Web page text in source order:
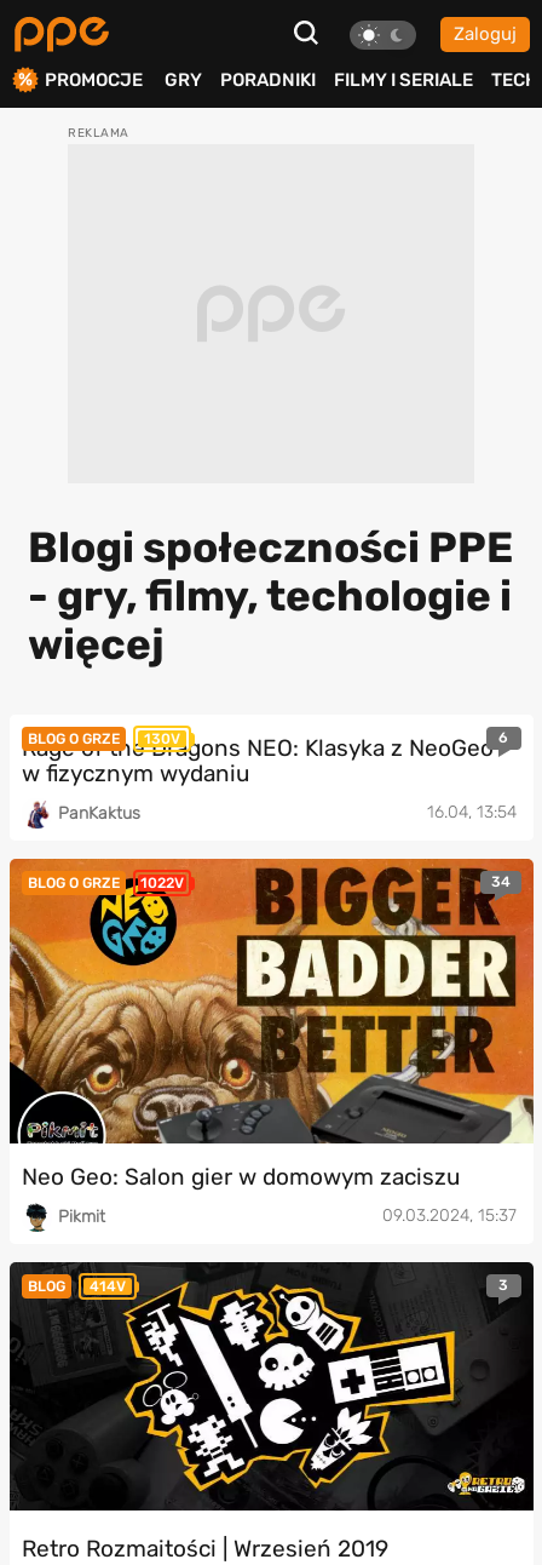
Zaloguj
PROMOCJE GRY PORADNIKI FILMY I SERIALE TECH
Blogi społeczności PPE
- gry, filmy, techologie i
więcej
BLOG O GRZE 130V 6
Rage of the Dragons NEO: Klasyka z NeoGeo
w fizycznym wydaniu
PanKaktus 16.04, 13:54
BLOG O GRZE 1022V 34
Neo Geo: Salon gier w domowym zaciszu
Pikmit 09.03.2024, 15:37
BLOG 414V 3
Retro Rozmaitości | Wrzesień 2019